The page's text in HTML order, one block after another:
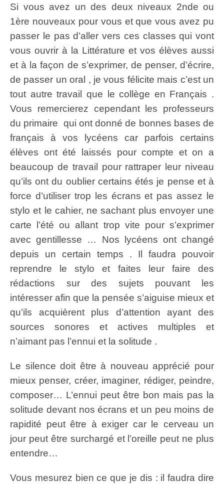
Si vous avez un des deux niveaux 2nde ou
1ère nouveaux pour vous et que vous avez pu
passer le pas d’aller vers ces classes qui vont
vous ouvrir à la Littérature et vos élèves aussi
et à la façon de s’exprimer, de penser, d’écrire,
de passer un oral , je vous félicite mais c’est un
tout autre travail que le collège en Français .
Vous remercierez cependant les professeurs
du primaire qui ont donné de bonnes bases de
français à vos lycéens car parfois certains
élèves ont été laissés pour compte et on a
beaucoup de travail pour rattraper leur niveau
qu’ils ont du oublier certains étés je pense et à
force d’utiliser trop les écrans et pas assez le
stylo et le cahier, ne sachant plus envoyer une
carte l’été ou allant trop vite pour s’exprimer
avec gentillesse … Nos lycéens ont changé
depuis un certain temps . Il faudra pouvoir
reprendre le stylo et faites leur faire des
rédactions sur des sujets pouvant les
intéresser afin que la pensée s’aiguise mieux et
qu’ils acquièrent plus d’attention ayant des
sources sonores et actives multiples et
n’aimant pas l’ennui et la solitude .
Le silence doit être à nouveau apprécié pour
mieux penser, créer, imaginer, rédiger, peindre,
composer… L’ennui peut être bon mais pas la
solitude devant nos écrans et un peu moins de
rapidité peut être à exiger car le cerveau un
jour peut être surchargé et l’oreille peut ne plus
entendre…
Vous mesurez bien ce que je dis : il faudra dire